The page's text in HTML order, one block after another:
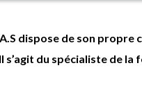
dispose de son
s’agit du spécialiste de